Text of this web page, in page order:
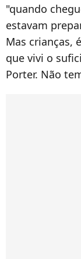
"quando
estavam
Mas crianças,
que vivi o
Porter. Não